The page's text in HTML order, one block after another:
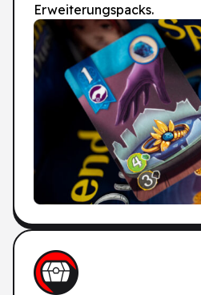
Erweiterungspacks.